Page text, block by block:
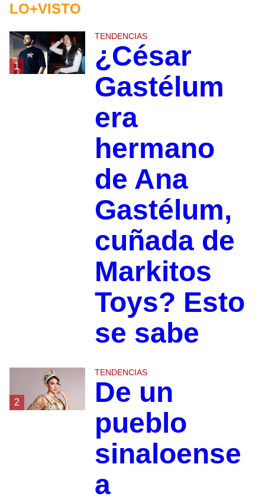
LO+VISTO
1
TENDENCIAS
¿César
Gastélum
era
hermano
de Ana
Gastélum,
cuñada de
Markitos
Toys? Esto
se sabe
2
TENDENCIAS
De un
pueblo
sinaloense
a